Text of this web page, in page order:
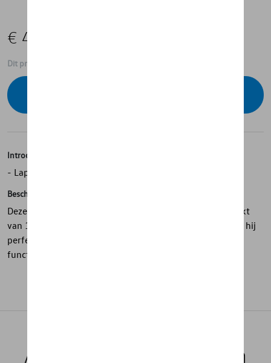
€ 40,00
Dit product is momenteel niet op stock
Introductie
- Laptophoes van ID. stoelbekleding
Beschrijving
Deze beschermende laptophoes in donkergrijs is gemaakt
van 100% polyester. Met afmetingen 34 x 25 x 3,5 cm is hij
perfect voor de meeste laptops en biedt hij stijl en
functionaliteit in één.
Aanbevolen producten